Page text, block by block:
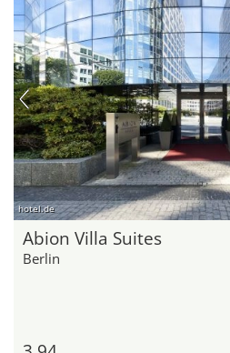
hotel.de
Abion Villa Suites
Berlin